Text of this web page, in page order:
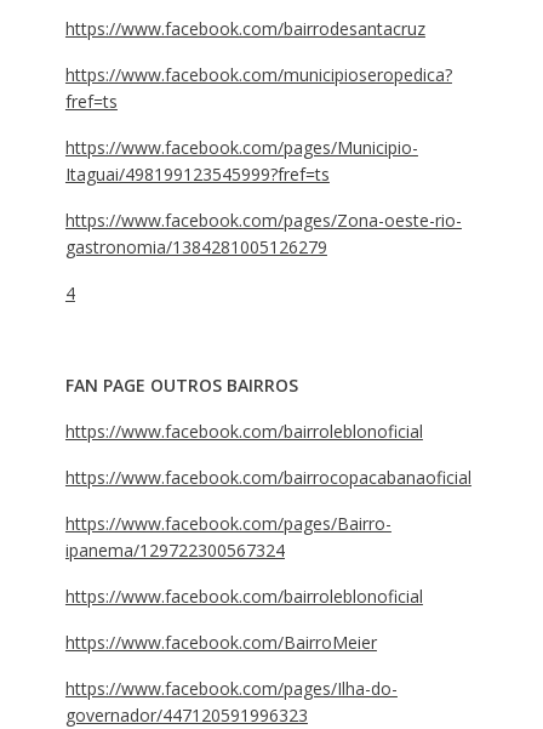
https://www.facebook.com/bairrodesantacruz
https://www.facebook.com/municipioseropedica?
fref=ts
https://www.facebook.com/pages/Municipio-
Itaguai/498199123545999?fref=ts
https://www.facebook.com/pages/Zona-oeste-rio-
gastronomia/1384281005126279
4
FAN PAGE OUTROS BAIRROS
https://www.facebook.com/bairroleblonoficial
https://www.facebook.com/bairrocopacabanaoficial
https://www.facebook.com/pages/Bairro-
ipanema/129722300567324
https://www.facebook.com/bairroleblonoficial
https://www.facebook.com/BairroMeier
https://www.facebook.com/pages/Ilha-do-
governador/447120591996323